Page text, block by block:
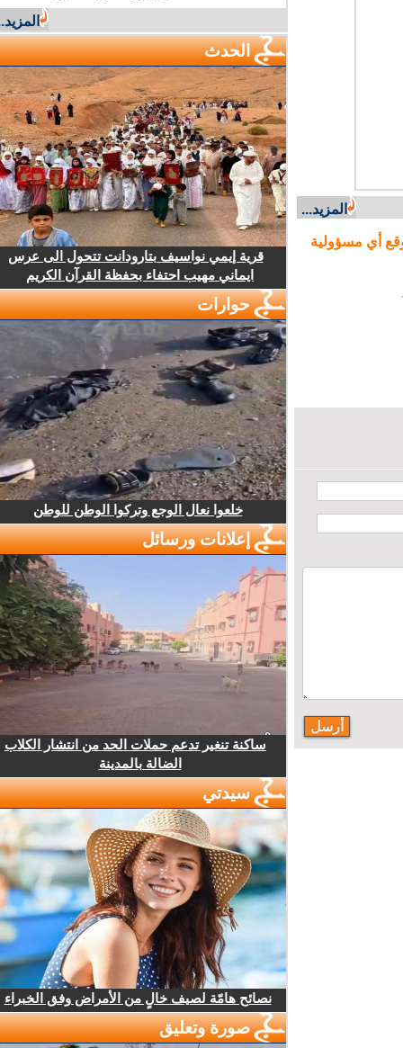
المزيد...
أي مسؤولية
المزيد...
الحدث
قرية إيمي نواسيف بتارودانت تتحول الى عرس
ايماني مهيب احتفاء بحفظة القرآن الكريم
حوارات
خلعوا نعال الوجع وتركوا الوطن للوطن
إعلانات ورسائل
ساكنة تنغير تدعم حملات الحد من انتشار الكلاب
الضالة بالمدينة
سيدتي
نصائح هامّة لصيف خالٍ من الأمراض وفق الخبراء
صورة وتعليق